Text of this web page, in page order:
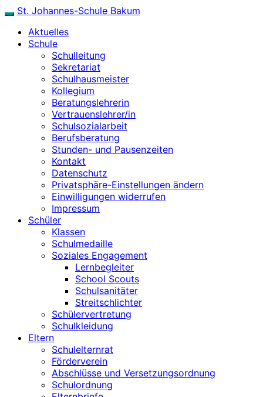
Skip
content
Toggle
navigation
St. Johannes-Schule Bakum
Aktuelles
Schule
Schulleitung
Sekretariat
Schulhausmeister
Kollegium
Beratungslehrerin
Vertrauenslehrer/in
Schulsozialarbeit
Berufsberatung
Stunden- und Pausenzeiten
Kontakt
Datenschutz
Privatsphäre-Einstellungen ändern
Einwilligungen widerrufen
Impressum
Schüler
Klassen
Schulmedaille
Soziales Engagement
Lernbegleiter
School Scouts
Schulsanitäter
Streitschlichter
Schülervertretung
Schulkleidung
Eltern
Schulelternrat
Förderverein
Abschlüsse und Versetzungsordnung
Schulordnung